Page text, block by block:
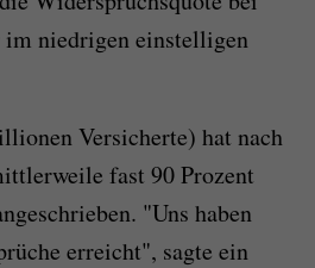
niedrigen einstelligen
Versicherte) hat nach
fast 90 Prozent
"Uns haben
erreicht", sagte ein